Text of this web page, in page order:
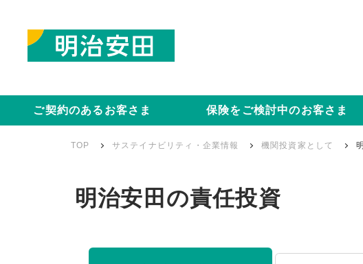
ご契約のあるお客さま 保険をご検討中のお客さま
TOP サステイナビリティ・企業情報 機関投資家として
明治安田の責任投資